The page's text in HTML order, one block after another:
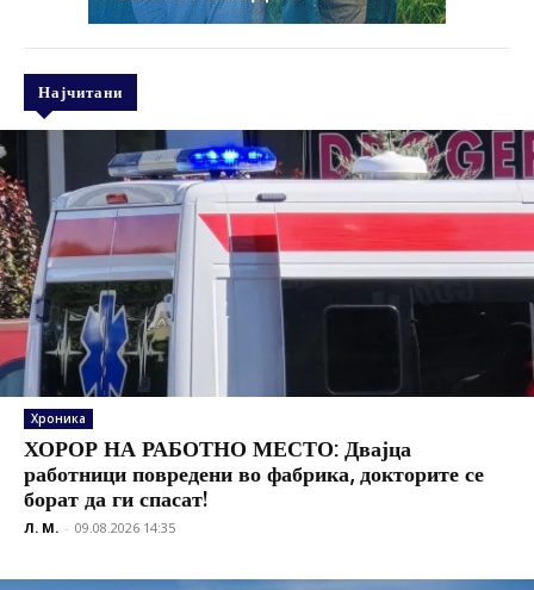
Најчитани
Хроника
ХОРОР НА РАБОТНО МЕСТО: Двајца
работници повредени во фабрика, докторите се
борат да ги спасат!
Л. М. - 09.08.2026 14:35